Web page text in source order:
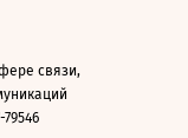
связи,